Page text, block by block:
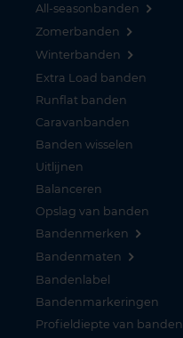
All-seasonbanden
Zomerbanden
Winterbanden
Extra Load banden
Runflat banden
Caravanbanden
Banden wisselen
Uitlijnen
Balanceren
Opslag van banden
Bandenmerken
Bandenmaten
Bandenlabel
Bandenmarkeringen
Profieldiepte van banden